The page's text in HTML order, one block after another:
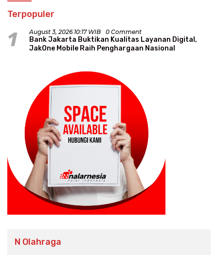
Terpopuler
1 August 3, 2026 10:17 WIB 0 Comment
Bank Jakarta Buktikan Kualitas Layanan Digital,
JakOne Mobile Raih Penghargaan Nasional
N Olahraga